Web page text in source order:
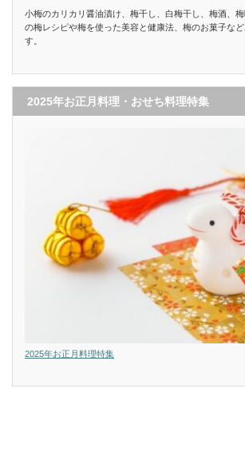
小梅のカリカリ醤油漬け、梅干し、白梅干し、梅酒、
の梅レシピや梅を使った美容と健康法、梅のお菓子な
す。
2025年お正月料理・おせち料理特集
2025年お正月料理特集